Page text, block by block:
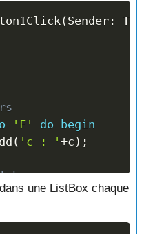
(Sender :
'F' do begin
( 'c : ' +c ) ;
:
une ListBox chaque